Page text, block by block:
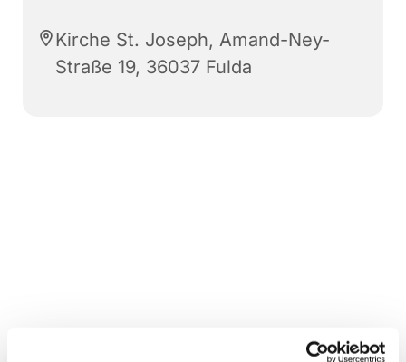
Kirche St. Joseph, Amand-Ney-
Straße 19, 36037 Fulda